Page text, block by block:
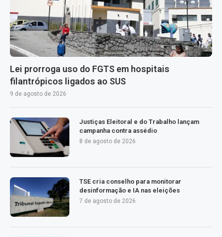
Lei prorroga uso do FGTS em hospitais
filantrópicos ligados ao SUS
9 de agosto de 2026
Justiças Eleitoral e do Trabalho lançam
campanha contra assédio
8 de agosto de 2026
TSE cria conselho para monitorar
desinformação e IA nas eleições
7 de agosto de 2026